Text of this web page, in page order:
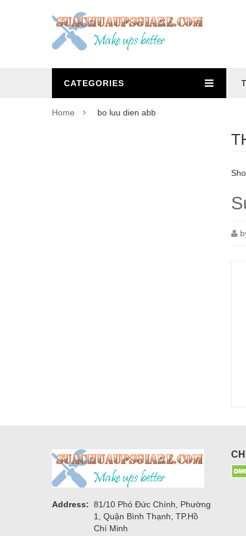
CATEGORIES
Home bo luu dien abb
Address: 81/10 Phó Đức Chính, Phường
1, Quận Bình Thạnh, TP.Hồ
Chí Minh